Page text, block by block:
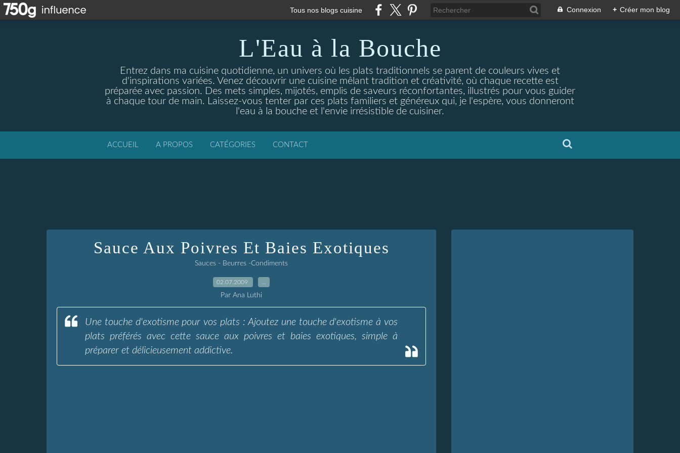
Tous nos blogs cuisine Connexion + Créer mon blog
L'Eau à la Bouche
Entrez dans ma cuisine quotidienne, un univers où les plats traditionnels se parent de couleurs vives et
d'inspirations variées. Venez découvrir une cuisine mêlant tradition et créativité, où chaque recette est
préparée avec passion. Des mets simples, mijotés, emplis de saveurs réconfortantes, illustrés pour vous guider
à chaque tour de main. Laissez-vous tenter par ces plats familiers et généreux qui, je l'espère, vous donneront
l'eau à la bouche et l'envie irrésistible de cuisiner.
ACCUEIL A PROPOS CATÉGORIES CONTACT
Sauce Aux Poivres Et Baies Exotiques
Sauces - Beurres -Condiments
02.07.2009
Par Ana Luthi
Une touche d'exotisme pour vos plats : Ajoutez une touche d'exotisme à vos
plats préférés avec cette sauce aux poivres et baies exotiques, simple à
préparer et délicieusement addictive.